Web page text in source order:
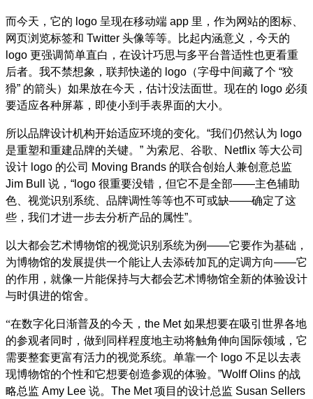
而今天，它的 logo 呈现在移动端 app 里，作为网站的图标、
网页浏览标签和 Twitter 头像等等。比起内涵意义，今天的
logo 更强调简单直白，在设计巧思与多平台普适性也更看重
后者。我不禁想象，联邦快递的 logo （字母中间藏了个 “狡
猾” 的箭头）如果放在今天，估计没法面世。现在的 logo 必须
要适应各种屏幕，即使小到手表界面的大小。
所以品牌设计机构开始适应环境的变化。 “我们仍然认为 logo
是重塑和重建品牌的关键。 ” 为索尼、谷歌、 Netflix 等大公司
设计 logo 的公司 Moving Brands 的联合创始人兼创意总监
Jim Bull 说， “logo 很重要没错，但它不是全部——主色辅助
色、视觉识别系统、品牌调性等等也不可或缺——确定了这
些，我们才进一步去分析产品的属性”。
以大都会艺术博物馆的视觉识别系统为例——它要作为基础，
为博物馆的发展提供一个能让人去添砖加瓦的定调方向——它
的作用，就像一片能保持与大都会艺术博物馆全新的体验设计
与时俱进的馆舍。
“在数字化日渐普及的今天， the Met如果想要在吸引世界各地
的参观者同时，做到同样程度地主动将触角伸向国际领域，它
需要整套更富有活力的视觉系统。单靠一个 logo 不足以去表
现博物馆的个性和它想要创造参观的体验。 ”Wolff Olins 的战
略总监 Amy Lee 说。 The Met项目的设计总监 Susan Sellers